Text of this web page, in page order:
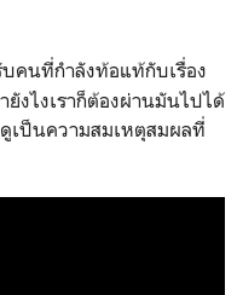
คนที่กำลังท้อแท้กับเรื่อง
ยังไงเราก็ต้องผ่านมันไปได้
เป็นความสมเหตุสมผลที่